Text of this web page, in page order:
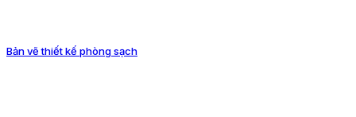
Bản vẽ thiết kế phòng sạch